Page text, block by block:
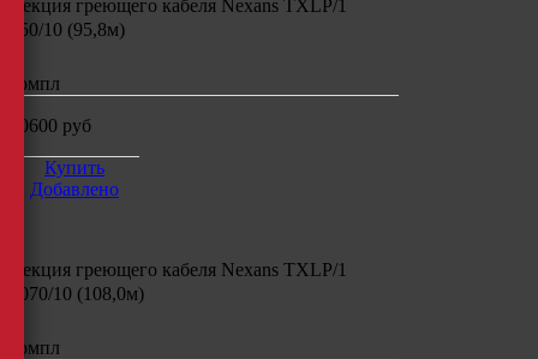
Секция греющего кабеля Nexans TXLP/1
950/10 (95,8м)
компл
20600 руб
Купить
Добавлено
Секция греющего кабеля Nexans TXLP/1
1070/10 (108,0м)
компл